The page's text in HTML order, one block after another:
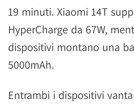
19 minuti. Xiaomi 14T
HyperCharge da 67W,
dispositivi montano una
5000mAh.
Entrambi i dispositivi